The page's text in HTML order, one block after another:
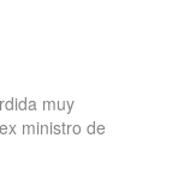
muy
ministro de